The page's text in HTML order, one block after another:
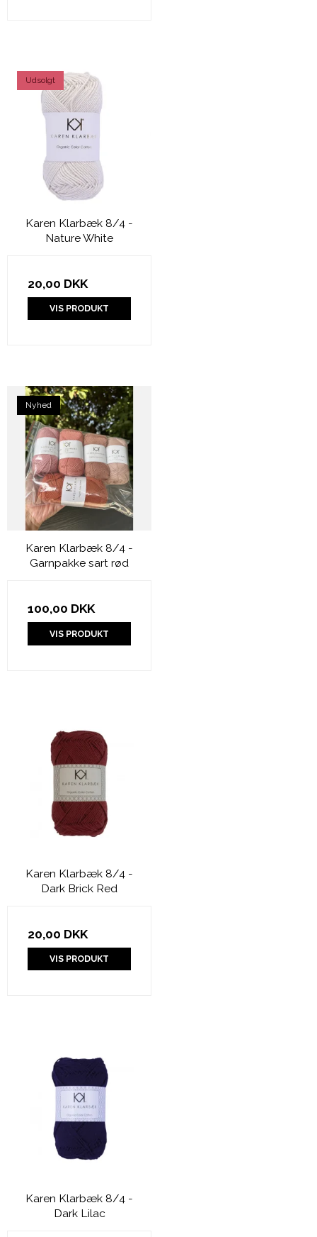
Udsolgt
Karen Klarbæk 8/4 -
Nature White
20,00 DKK
VIS PRODUKT
Nyhed
Karen Klarbæk 8/4 -
Garnpakke sart rød
100,00 DKK
VIS PRODUKT
Karen Klarbæk 8/4 -
Dark Brick Red
20,00 DKK
VIS PRODUKT
Karen Klarbæk 8/4 -
Dark Lilac